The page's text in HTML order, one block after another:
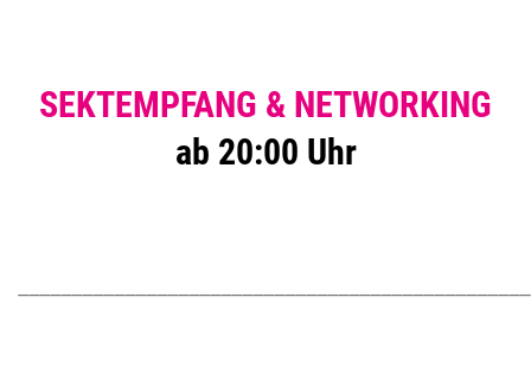
SEKTEMPFANG & NETWORKING
ab 20:00 Uhr